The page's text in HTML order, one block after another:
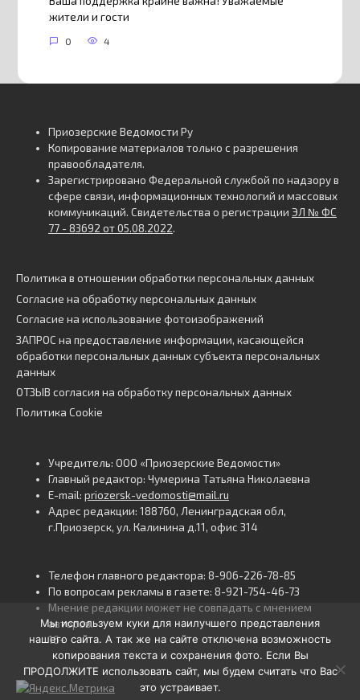
жители и гости
0 4
Приозерские Ведомости Ру
Копирование материалов только с разрешения
правообладателя.
Зарегистрировано Федеральной службой по надзору в
сфере связи, информационных технологий и массовых
коммуникаций. Свидетельства о регистрации ЭЛ № ФС
77 - 83692 от 05.08.2022.
Политика в отношении обработки персональных данных
Согласие на обработку персональных данных
Согласие на использование фотоизображений
ЗАПРОС на предоставление информации, касающейся
обработки персональных данных субъекта персональных
данных
ОТЗЫВ согласия на обработку персональных данных
Политика Cookie
Учредитель: ООО «Приозерские Ведомости»
Главный редактор: Чумерина Татьяна Николаевна
E-mail: priozersk-vedomosti@mail.ru
Адрес редакции: 188760, Ленинградская обл,
г.Приозерск, ул. Калинина д.11, офис 314
Телефон главного редактора: 8-906-226-78-85
По вопросам рекламы в газете: 8-921-754-46-73
Мнение редакции может не совпадать с мнением
авторов.
16+
Мы используем куки для наилучшего представления
нашего сайта. А так же на сайте отключена возможность
копирования текста и сохранения фото. Если Вы
ПРОДОЛЖИТЕ использовать сайт, мы будем считать что Вас
это устраивает.